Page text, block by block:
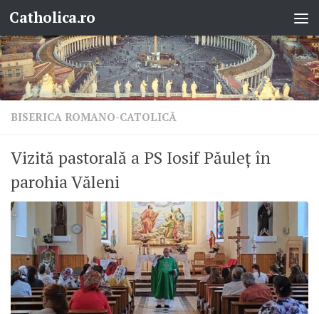
Skip to content
Catholica.ro
BISERICA ROMANO-CATOLICĂ
Vizită pastorală a PS Iosif Păuleț în
parohia Văleni